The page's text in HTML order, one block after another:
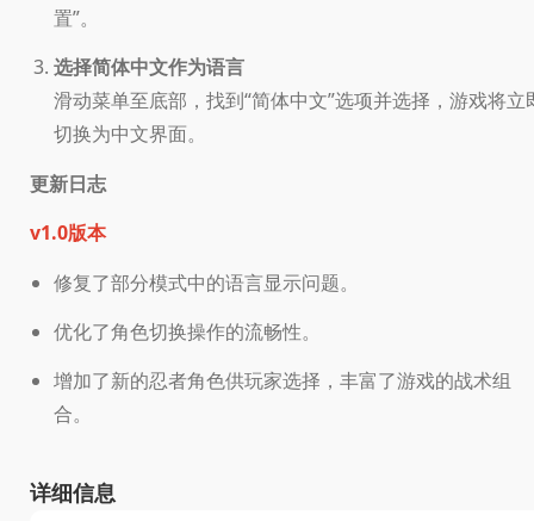
置”。
选择简体中文作为语言
滑动菜单至底部，找到“简体中文”选项并选择，游戏将立
切换为中文界面。
更新日志
v1.0版本
修复了部分模式中的语言显示问题。
优化了角色切换操作的流畅性。
增加了新的忍者角色供玩家选择，丰富了游戏的战术组
合。
详细信息